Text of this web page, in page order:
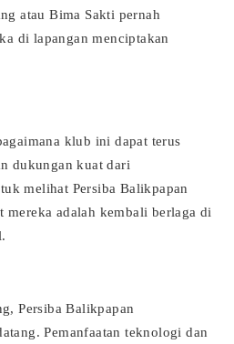
atau Bima Sakti pernah
di lapangan menciptakan
klub ini dapat terus
dukungan kuat dari
melihat Persiba Balikpapan
mereka adalah kembali berlaga di
Persiba Balikpapan
Pemanfaatan teknologi dan